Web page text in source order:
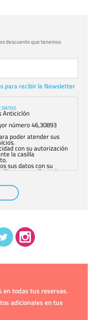
descuento que tenemos
para recibir la Newsletter
DATOS
Anticiclón
número 46,30893
poder atender sus
con su autorización
la casilla
sus datos con su
mediante la
el personal de
autorizado podrá
que le pedimos. No se
sus datos en la
en todas tus reservas.
adicionales en tus